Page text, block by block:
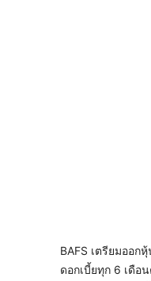
BAFS เตรียมออ
ดอกเบี้ยทุก 6 เดือ